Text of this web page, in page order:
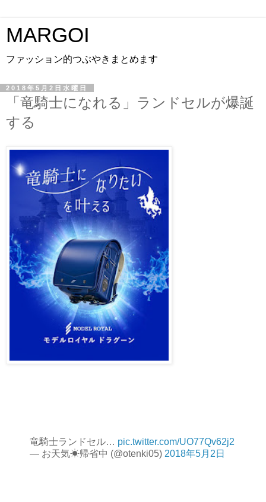
MARGOI
ファッション的つぶやきまとめます
2018年5月2日水曜日
「竜騎士になれる」ランドセルが爆誕
する
竜騎士ランドセル… pic.twitter.com/UO77Qv62j2
— お天気☀帰省中 (@otenki05) 2018年5月2日